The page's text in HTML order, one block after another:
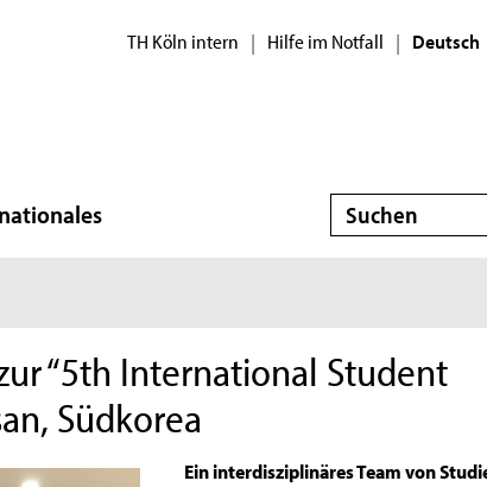
TH Köln intern | Hilfe im Notfall | Deutsch
Suche
“5th International Student
Südkorea
Ein interdisziplinäres Team von